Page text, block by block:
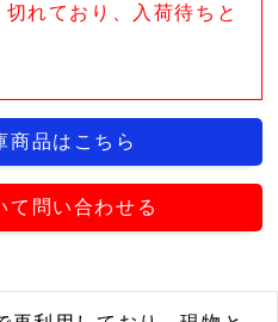
れており、入荷待ちと
商品はこちら
て問い合わせる